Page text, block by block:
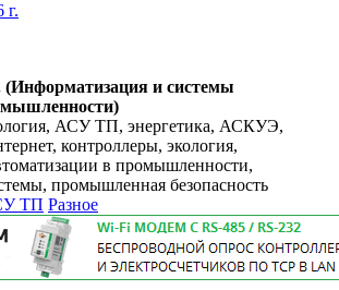
г.
и системы
АСУ ТП, энергетика, АСКУЭ,
контроллеры, экология,
в промышленности,
промышленная безопасность
ТП Разное